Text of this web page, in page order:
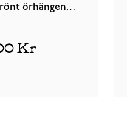
örhängen
Kr